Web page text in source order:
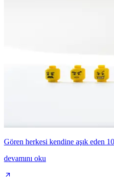
Gören herkesi kendine aşık eden
devamını oku